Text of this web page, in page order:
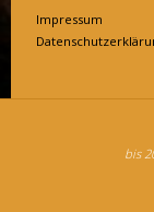
Impressum
bis